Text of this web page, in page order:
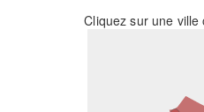
Cliquez sur une